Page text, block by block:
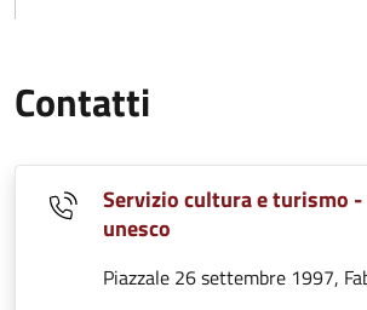
Contatti
Servizio cultura e turismo
unesco
Piazzale 26 settembre 1997,